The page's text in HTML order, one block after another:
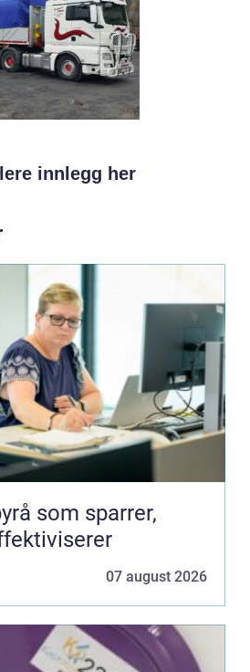
innlegg her
som sparrer,
07 august 2026